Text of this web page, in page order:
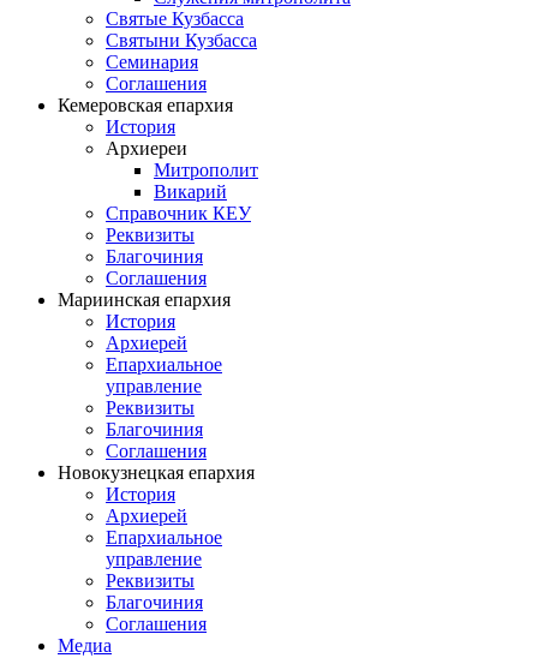
Святые Кузбасса
Святыни Кузбасса
Семинария
Соглашения
Кемеровская епархия
История
Архиереи
Митрополит
Викарий
Справочник КЕУ
Реквизиты
Благочиния
Соглашения
Мариинская епархия
История
Архиерей
Епархиальное
управление
Реквизиты
Благочиния
Соглашения
Новокузнецкая епархия
История
Архиерей
Епархиальное
управление
Реквизиты
Благочиния
Соглашения
Медиа